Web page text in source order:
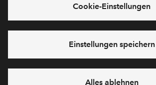
Möchten Sie wissen, was wir mit Ihren Daten
Datenschutzerklärung
Sie haben eine Frage? Dann rufen Sie uns
50603738oder hinterlassen Sie eine
Formular: